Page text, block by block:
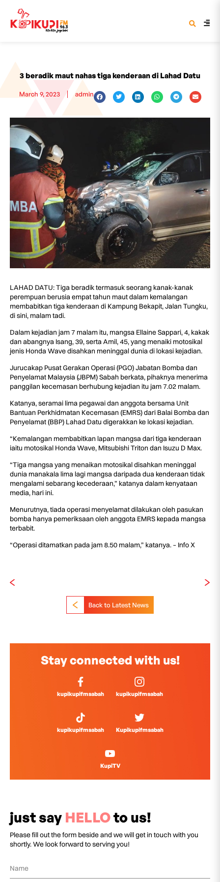
3 beradik maut nahas tiga kenderaan di Lahad Datu
March 9, 2023 admin
LAHAD DATU: Tiga beradik termasuk seorang kanak-kanak
perempuan berusia empat tahun maut dalam kemalangan
membabitkan tiga kenderaan di Kampung Bekapit, Jalan Tungku,
di sini, malam tadi.
Dalam kejadian jam 7 malam itu, mangsa Ellaine Sappari, 4, kakak
dan abangnya Isang, 39, serta Amil, 45, yang menaiki motosikal
jenis Honda Wave disahkan meninggal dunia di lokasi kejadian.
Jurucakap Pusat Gerakan Operasi (PGO) Jabatan Bomba dan
Penyelamat Malaysia (JBPM) Sabah berkata, pihaknya menerima
panggilan kecemasan berhubung kejadian itu jam 7.02 malam.
Katanya, seramai lima pegawai dan anggota bersama Unit
Bantuan Perkhidmatan Kecemasan (EMRS) dari Balai Bomba dan
Penyelamat (BBP) Lahad Datu digerakkan ke lokasi kejadian.
“Kemalangan membabitkan lapan mangsa dari tiga kenderaan
iaitu motosikal Honda Wave, Mitsubishi Triton dan Isuzu D Max.
“Tiga mangsa yang menaikan motosikal disahkan meninggal
dunia manakala lima lagi mangsa daripada dua kenderaan tidak
mengalami sebarang kecederaan,” katanya dalam kenyataan
media, hari ini.
Menurutnya, tiada operasi menyelamat dilakukan oleh pasukan
bomba hanya pemeriksaan oleh anggota EMRS kepada mangsa
terbabit.
“Operasi ditamatkan pada jam 8.50 malam,” katanya. – Info X
Back to Latest News
Stay connected with us!
kupikupifmsabah kupikupifmsabah
kupikupifmsabah Kupikupifmsabah
KupiTV
just say HELLOto us!
Please fill out the form beside and we will get in touch with you
shortly. We look forward to serving you!